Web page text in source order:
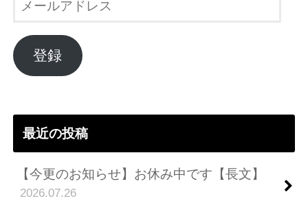
ル
ア
ド
登録
最近の投稿
【今更のお知らせ】お休み中です【長文】
2026.07.26